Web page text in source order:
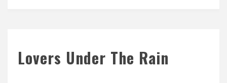
Lovers Under The Rain